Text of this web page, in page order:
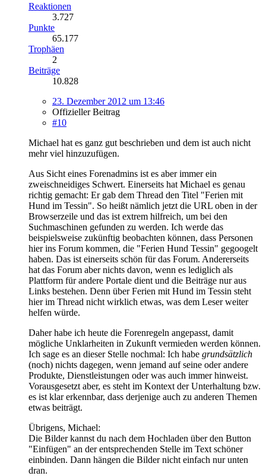
Reaktionen
3.727
Punkte
65.177
Trophäen
2
Beiträge
10.828
23. Dezember 2012 um 13:46
Offizieller Beitrag
#10
Michael hat es ganz gut beschrieben und dem ist auch nicht
mehr viel hinzuzufügen.
Aus Sicht eines Forenadmins ist es aber immer ein
zweischneidiges Schwert. Einerseits hat Michael es genau
richtig gemacht: Er gab dem Thread den Titel "Ferien mit
Hund im Tessin". So heißt nämlich jetzt die URL oben in der
Browserzeile und das ist extrem hilfreich, um bei den
Suchmaschinen gefunden zu werden. Ich werde das
beispielsweise zukünftig beobachten können, dass Personen
hier ins Forum kommen, die "Ferien Hund Tessin" gegoogelt
haben. Das ist einerseits schön für das Forum. Andererseits
hat das Forum aber nichts davon, wenn es lediglich als
Plattform für andere Portale dient und die Beiträge nur aus
Links bestehen. Denn über Ferien mit Hund im Tessin steht
hier im Thread nicht wirklich etwas, was dem Leser weiter
helfen würde.
Daher habe ich heute die Forenregeln angepasst, damit
mögliche Unklarheiten in Zukunft vermieden werden können.
Ich sage es an dieser Stelle nochmal: Ich habe grundsätzlich
(noch) nichts dagegen, wenn jemand auf seine oder andere
Produkte, Dienstleistungen oder was auch immer hinweist.
Vorausgesetzt aber, es steht im Kontext der Unterhaltung bzw.
es ist klar erkennbar, dass derjenige auch zu anderen Themen
etwas beiträgt.
Übrigens, Michael:
Die Bilder kannst du nach dem Hochladen über den Button
"Einfügen" an der entsprechenden Stelle im Text schöner
einbinden. Dann hängen die Bilder nicht einfach nur unten
dran.